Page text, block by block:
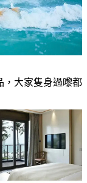
，大家隻身過嚟都